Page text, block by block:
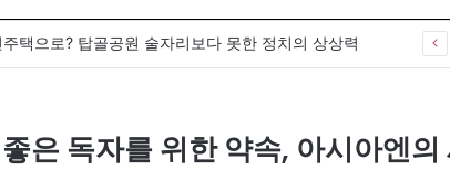
택으로? 탑골공원 술자리보다 못한 정치의 상상력
독자를 위한 약속, 아시아엔의